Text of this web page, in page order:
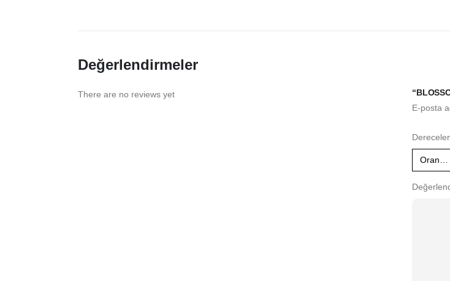
Değerlendirmeler
There are no reviews yet
E-posta